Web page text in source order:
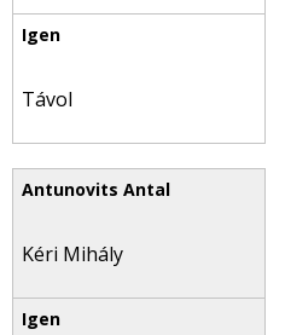
Távol
Kéri Mihály